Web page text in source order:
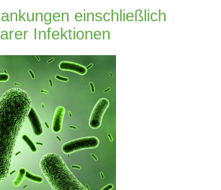
einschließlich
Infektionen